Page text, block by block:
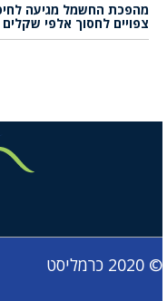
מהפכת החשמל מגיעה
צפויים לחסוך אלפי שקלים
© 2020 כרמליסט